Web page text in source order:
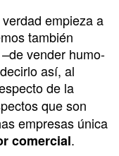
empieza a
también
vender humo-
así, al
de la
que son
empresas única
comercial.